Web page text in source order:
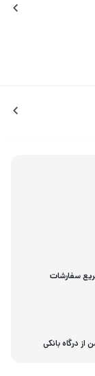
سفارشات
از درگاه بانکی